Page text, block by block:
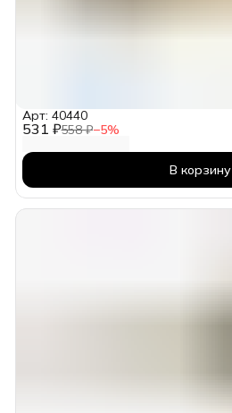
531 ₽558 ₽−5%
Арт: 40440
В корзину